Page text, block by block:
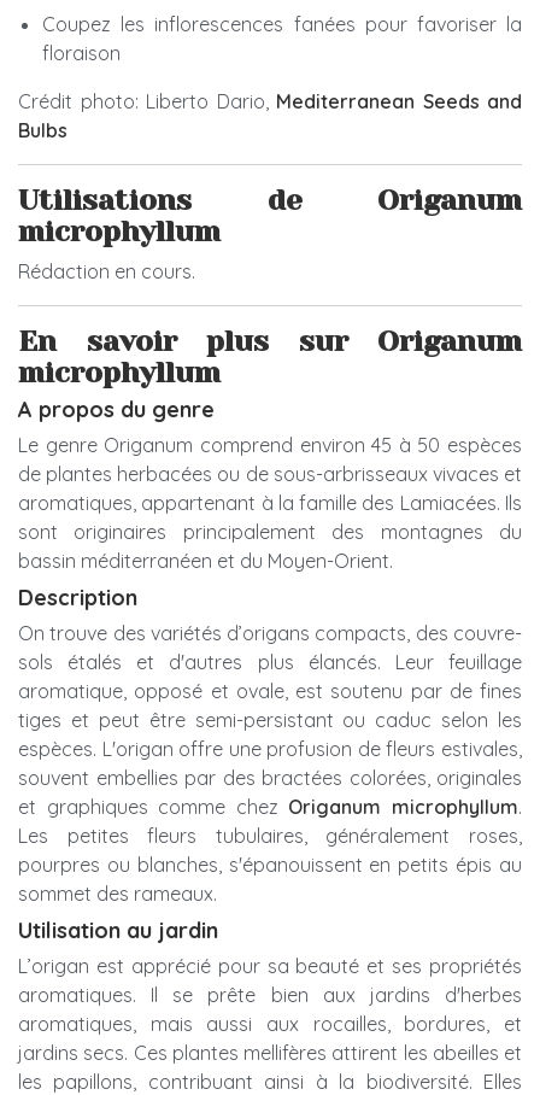
Coupez les inflorescences fanées pour favoriser la
floraison
Crédit photo: Liberto Dario, Mediterranean Seeds and
Bulbs
Utilisations de Origanum
microphyllum
Rédaction en cours.
En savoir plus sur Origanum
microphyllum
A propos du genre
Le genre Origanum comprend environ 45 à 50 espèces
de plantes herbacées ou de sous-arbrisseaux vivaces et
aromatiques, appartenant à la famille des Lamiacées. Ils
sont originaires principalement des montagnes du
bassin méditerranéen et du Moyen-Orient.
Description
On trouve des variétés d’origans compacts, des couvre-
sols étalés et d'autres plus élancés. Leur feuillage
aromatique, opposé et ovale, est soutenu par de fines
tiges et peut être semi-persistant ou caduc selon les
espèces. L'origan offre une profusion de fleurs estivales,
souvent embellies par des bractées colorées, originales
et graphiques comme chez Origanum microphyllum.
Les petites fleurs tubulaires, généralement roses,
pourpres ou blanches, s'épanouissent en petits épis au
sommet des rameaux.
Utilisation au jardin
L’origan est apprécié pour sa beauté et ses propriétés
aromatiques. Il se prête bien aux jardins d'herbes
aromatiques, mais aussi aux rocailles, bordures, et
jardins secs. Ces plantes mellifères attirent les abeilles et
les papillons, contribuant ainsi à la biodiversité. Elles